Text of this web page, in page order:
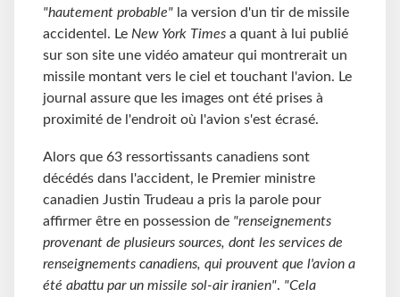
"hautement probable" la version d'un tir de missile
accidentel. Le New York Times a quant à lui publié
sur son site une vidéo amateur qui montrerait un
missile montant vers le ciel et touchant l'avion. Le
journal assure que les images ont été prises à
proximité de l'endroit où l'avion s'est écrasé.
Alors que 63 ressortissants canadiens sont
décédés dans l'accident, le Premier ministre
canadien Justin Trudeau a pris la parole pour
affirmer être en possession de "renseignements
provenant de plusieurs sources, dont les services de
renseignements canadiens, qui prouvent que l'avion a
été abattu par un missile sol-air iranien". "Cela